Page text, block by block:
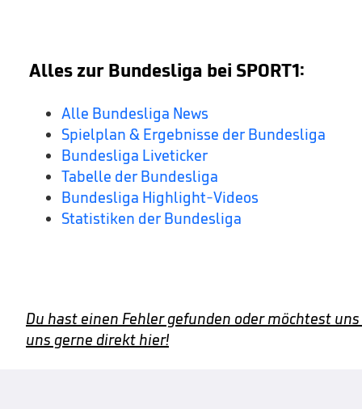
Alles zur Bundesliga bei SPORT1:
Alle Bundesliga News
Spielplan & Ergebnisse der Bundesliga
Bundesliga Liveticker
Tabelle der Bundesliga
Bundesliga Highlight-Videos
Statistiken der Bundesliga
Du hast einen Fehler gefunden oder möchtest uns
uns gerne direkt hier!